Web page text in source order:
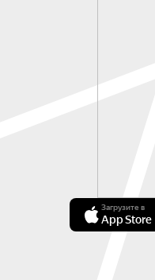
Загрузите в
App Store